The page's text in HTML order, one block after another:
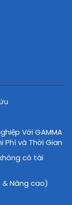
Với GAMMA
Phí và Thời Gian
có tài
& Nâng cao)